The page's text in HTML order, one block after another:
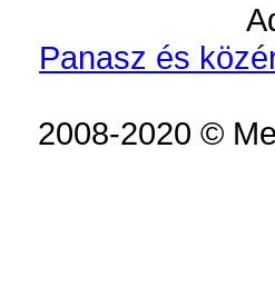
Panasz és
2008-2020 ©